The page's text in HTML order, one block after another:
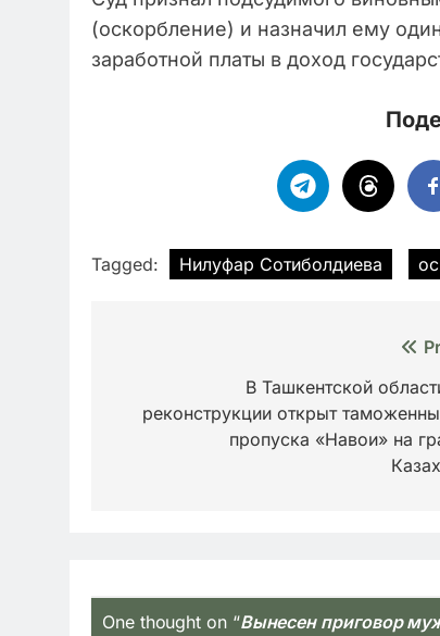
(оскорбление) и назначил ему
заработной платы в доход
Tagged: Нилуфар Сотиболдиева
записям
В Ташкентской
реконструкции открыт
пропуска «Навои» на
One thought on “Вынесен приговор